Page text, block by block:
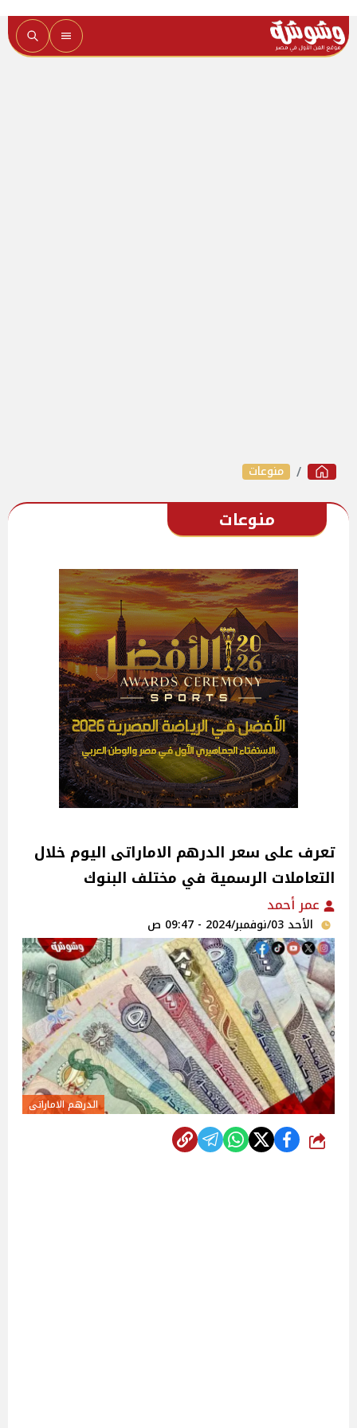
منوعات
منوعات
تعرف على سعر الدرهم الاماراتى اليوم خلال
التعاملات الرسمية في مختلف البنوك
عمر أحمد
الأحد 03/نوفمبر/2024 - 09:47 ص
الدرهم الاماراتى
شارك